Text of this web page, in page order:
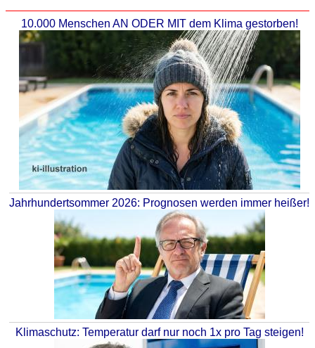
10.000 Menschen AN ODER MIT dem Klima gestorben!
Jahrhundertsommer 2026: Prognosen werden immer heißer!
Klimaschutz: Temperatur darf nur noch 1x pro Tag steigen!